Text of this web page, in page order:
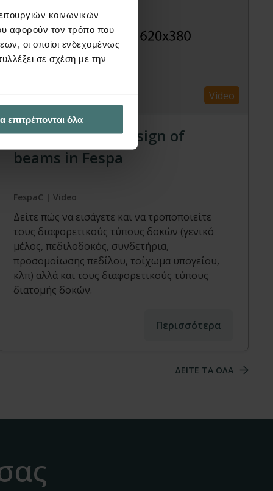
κοινωνικών
αφορούν τον τρόπο που
οι οποίοι ενδεχομένως
σε σχέση με την
επιτρέπονται όλα
Video
Modelling and design of
beams in Fespa
FespaC | Video
Δείτε πώς να εισάγετε και να τροποποιείτε
τους διαφορετικούς τύπους δοκών (γενικό
μέλος, πεδιλοδοκός, συνδετήρια,
προσομοίωσης πεδίλου, τοίχωμα υπογείου,
κλπ) αλλά και τους διαφορετικούς τύπους
διατομής δοκών.
Περισσότερα
ΔΕΙΤΕ ΤΑ ΟΛΑ